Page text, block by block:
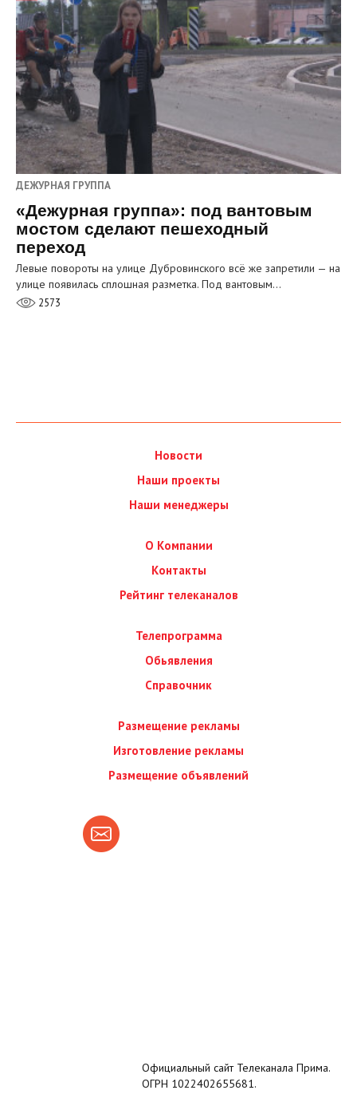
ДЕЖУРНАЯ ГРУППА
«Дежурная группа»: под вантовым
мостом сделают пешеходный
переход
Левые повороты на улице Дубровинского всё же запретили — на
улице появилась сплошная разметка. Под вантовым…
2573
Новости
Наши проекты
Наши менеджеры
О Компании
Контакты
Рейтинг телеканалов
Телепрограмма
Обьявления
Справочник
Размещение рекламы
Изготовление рекламы
Размещение объявлений
Официальный сайт Телеканала Прима.
ОГРН 1022402655681.